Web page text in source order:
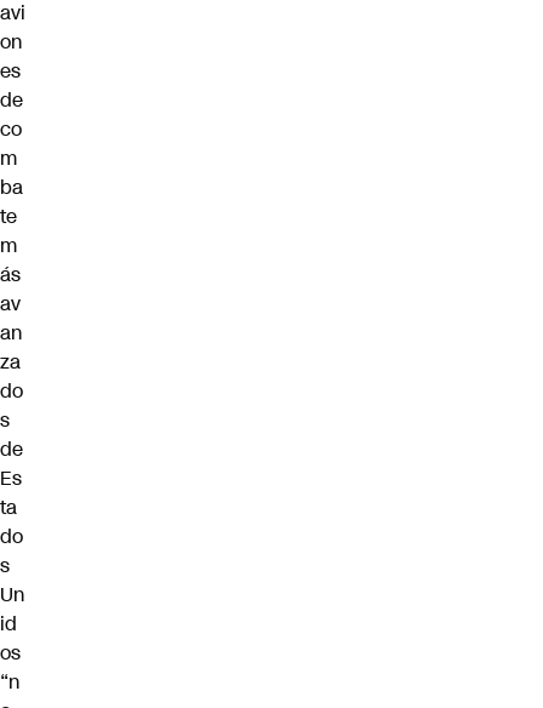
avi
on
es
de
co
m
ba
te
m
ás
av
an
za
do
s
de
Es
ta
do
s
Un
id
os
“n